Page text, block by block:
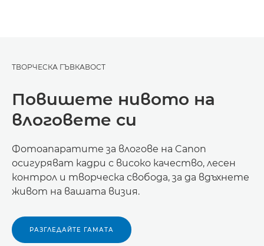
ТВОРЧЕСКА ГЪВКАВОСТ
Повишете нивото на
влоговете си
Фотоапаратите за влогове на Canon
осигуряват кадри с високо качество, лесен
контрол и творческа свобода, за да вдъхнете
живот на вашата визия.
РАЗГЛЕДАЙТЕ ГАМАТА